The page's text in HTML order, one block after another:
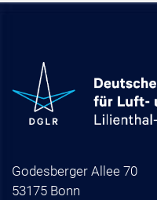
Godesberger Allee 70
53175 Bonn